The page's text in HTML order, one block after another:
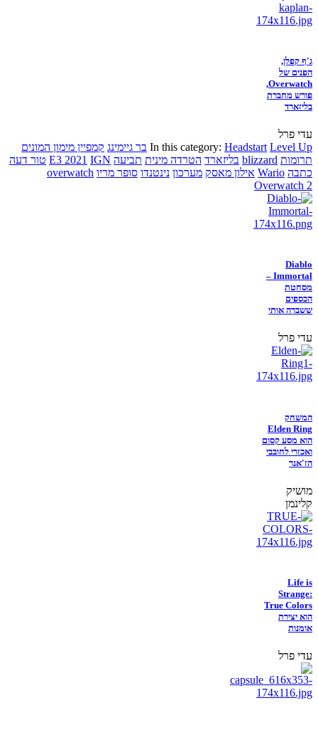
ג'ף קפלן,
הפנים של
Overwatch,
פורש מחברת
בליזארד
עדי פרל
In this category: Headstart Level Up בר גיימינג קמפיין מימון המונים
תרומות blizzard בליזארד הטרדה מינית תביעה E3 2021 IGN
טור דעה
כתבה Wario אילון מאסק מערכון נינטנדו סופר מריו overwatch
Overwatch 2
Diablo
Immortal –
מסחטת
הכספים
ששברה אותי
עדי פרל
המשחק
Elden Ring
הוא מסע קסום
ואכזרי לחובבי
הז'אנר
מושיק
קלינמן
Life is
Strange:
True Colors
הוא יצירת
אומנות
עדי פרל